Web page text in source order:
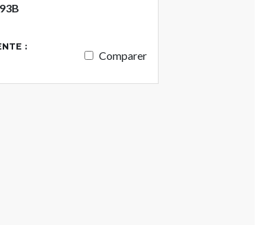
:
Comparer